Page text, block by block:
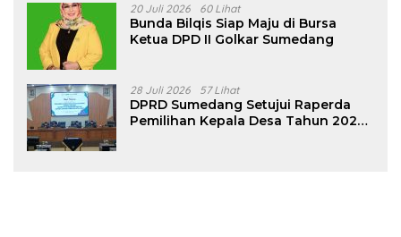
20 Juli 2026 60 Lihat
Bunda Bilqis Siap Maju di Bursa
Ketua DPD II Golkar Sumedang
28 Juli 2026 57 Lihat
DPRD Sumedang Setujui Raperda
Pemilihan Kepala Desa Tahun 2026